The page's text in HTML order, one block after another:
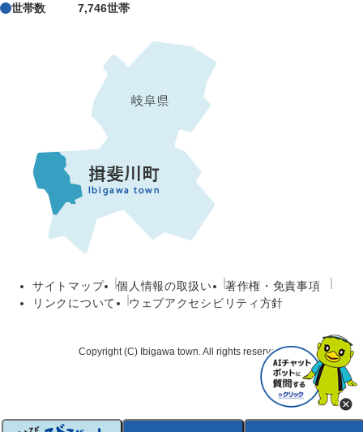
世帯数
7,746世帯
サイトマップ 個人情報の取扱い
著作権・免責事項
リンクについて
ウェブアクセシビリティ方針
Copyright (C) Ibigawa town. All rights reserved.